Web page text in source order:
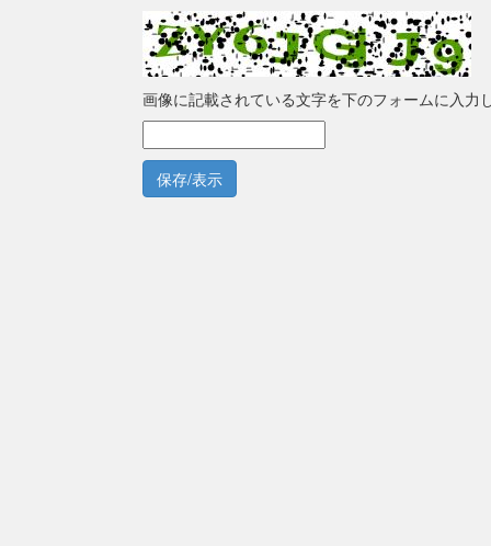
画像に記載されている文字を下のフォームに入力
保存/表示